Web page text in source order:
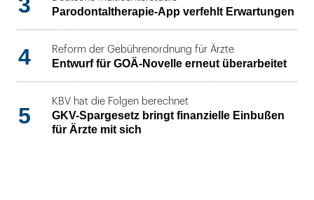
Parodontaltherapie-App verfehlt Erwartungen
4 Reform der Gebührenordnung für Ärzte
Entwurf für GOÄ-Novelle erneut überarbeitet
5
KBV hat die Folgen berechnet
GKV-Spargesetz bringt finanzielle Einbußen
für Ärzte mit sich